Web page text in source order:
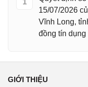
15/07/2026
Vĩnh Long,
đồng tín dụng
GIỚI THIỆU